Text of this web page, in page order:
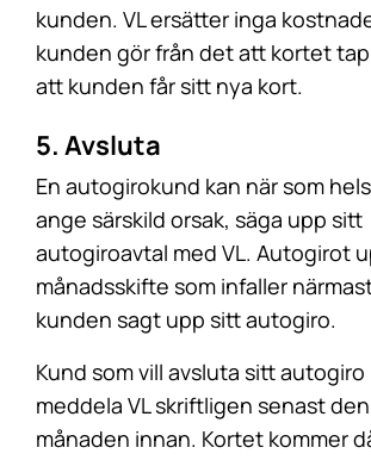
kunden. VL ersätter inga
kunden gör från det att kortet
att kunden får sitt nya kort.
5. Avsluta
En autogirokund kan när som
ange särskild orsak, säga upp sitt
autogiroavtal med VL. Autogirot
månadsskifte som infaller
kunden sagt upp sitt autogiro.
Kund som vill avsluta sitt autogiro
meddela VL skriftligen senast den
månaden innan. Kortet kommer